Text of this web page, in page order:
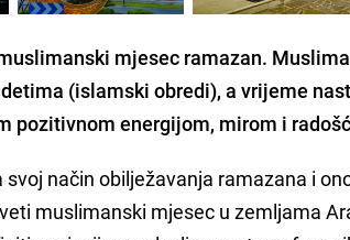
mjesec ramazan.
(islamski obredi), a vrijeme
pozitivnom energijom, mirom i
način obilježavanja ramazana i
muslimanski mjesec u zemljama